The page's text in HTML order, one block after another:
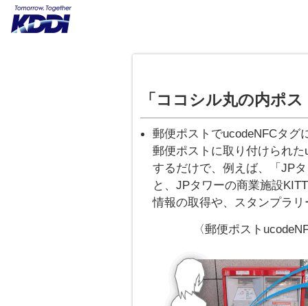
「ココシル丸の内ポ
郵便ポストでucodeNFCタグ
郵便ポストに取り付けられ
するだけで、例えば、「JP
と、JPタワーの商業施設
情報の取得や、スタンプラ
〈郵便ポスト